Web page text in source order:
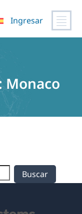
Ingresar
Monaco